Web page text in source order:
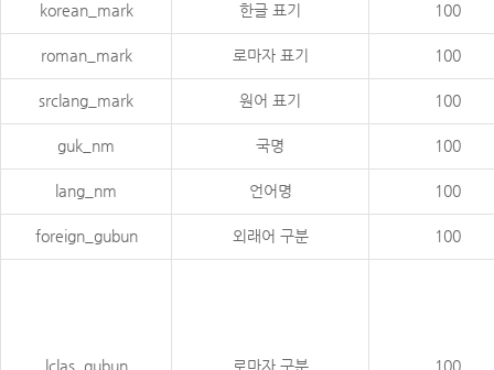
korean_mark 한글 표기 100
roman_mark 로마자 표기 100
srclang_mark 원어 표기 100
guk_nm 국명 100
lang_nm 언어명 100
foreign_gubun 외래어 구분 100
lclas_gubun 로마자 구분 100